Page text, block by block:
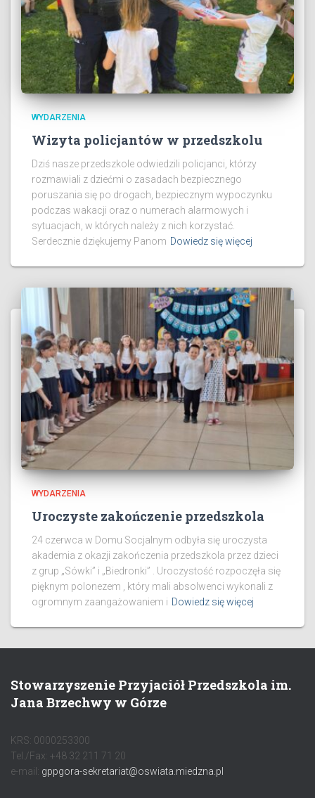
WYDARZENIA
Wizyta policjantów w przedszkolu
Dziś nasze przedszkole odwiedzili policjanci, którzy
rozmawiali z dziećmi o zasadach bezpiecznego
poruszania się po drogach, bezpiecznym wypoczynku
podczas wakacji oraz o numerach alarmowych i
sytuacjach, w których należy z nich korzystać.
Serdecznie dziękujemy Panom Dowiedz się więcej
WYDARZENIA
Uroczyste zakończenie przedszkola
24 czerwca w Domu Socjalnym odbyła się uroczysta
akademia z okazji zakończenia przedszkola przez dzieci
z grup „Sówki” i „Biedronki” . Uroczystość rozpoczęła się
pięknym polonezem , który mali absolwenci wykonali z
ogromnym zaangażowaniem i Dowiedz się więcej
Stowarzyszenie Przyjaciół Przedszkola im.
Jana Brzechwy w Górze
KRS: 0000253300
Tel./Fax: +48 32 211 71 20
e-mail: gppgora-sekretariat@oswiata.miedzna.pl